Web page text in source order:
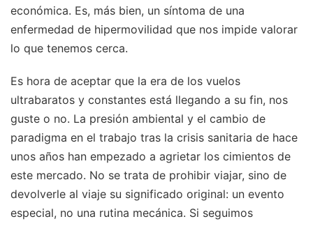
económica. Es, más bien, un síntoma de una
enfermedad de hipermovilidad que nos impide valorar
lo que tenemos cerca.
Es hora de aceptar que la era de los vuelos
ultrabaratos y constantes está llegando a su fin, nos
guste o no. La presión ambiental y el cambio de
paradigma en el trabajo tras la crisis sanitaria de hace
unos años han empezado a agrietar los cimientos de
este mercado. No se trata de prohibir viajar, sino de
devolverle al viaje su significado original: un evento
especial, no una rutina mecánica. Si seguimos